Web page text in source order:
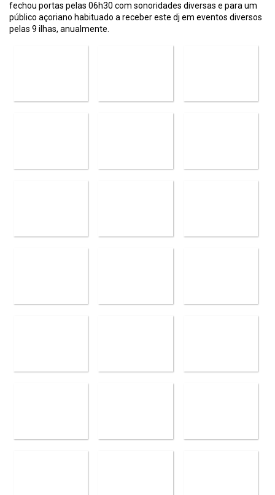
fechou portas pelas 06h30 com sonoridades diversas e para um
público açoriano habituado a receber este dj em eventos diversos
pelas 9 ilhas, anualmente.